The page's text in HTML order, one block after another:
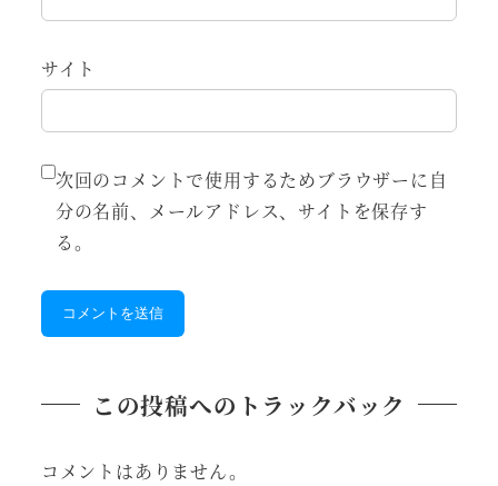
サイト
次回のコメントで使用するためブラウザーに自
分の名前、メールアドレス、サイトを保存す
る。
この投稿へのトラックバック
コメントはありません。